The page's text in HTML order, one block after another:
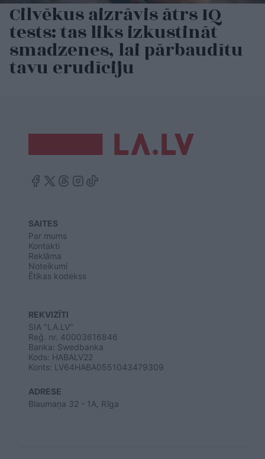
Cilvēkus aizrāvis ātrs IQ
tests: tas liks izkustināt
smadzenes, lai pārbaudītu
tavu erudīciju
SAITES
Par mums
Kontakti
Reklāma
Noteikumi
Ētikas kodekss
REKVIZĪTI
SIA "LA.LV"
Reģ. nr. 40003616846
Banka: Swedbanka
Kods: HABALV22
Konts: LV64HABA0551043479309
ADRESE
Blaumaņa 32 - 1A, Rīga